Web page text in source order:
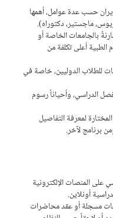
حسب عدة عوامل، أهمها
ماجستير، دكتوراه).
بالجامعات الخاصة أو
أعلى تكلفة من
للطلاب الدوليين، خاصة في
الدراسي، وأحياناً رسوم
لمعرفة التفاصيل
برنامج لآخر.
على المنصات الإلكترونية
مسجلة أو عقد محاضرات